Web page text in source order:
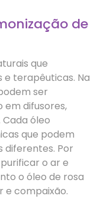
de
que
terapêuticas. Na
ser
em difusores,
óleo
que podem
diferentes. Por
o ar e
o óleo de rosa
e compaixão.